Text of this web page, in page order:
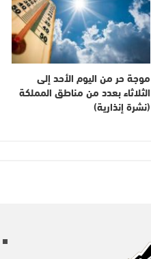
موجة حر من اليوم الأحد إلى
الثلاثاء بعدد من مناطق المملكة
(نشرة إنذارية)